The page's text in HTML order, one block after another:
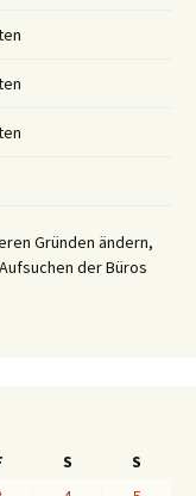
Gründen ändern,
der Büros
S
S